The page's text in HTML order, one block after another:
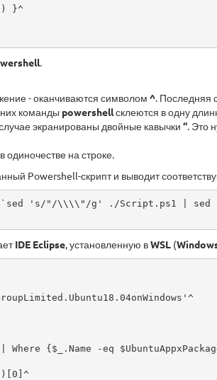
.
- оканчиваются символом ^. Последняя
команды powershellсклеются в одну
экранированы двойные кавычки “. Это
одиночестве на строке.
Powershell-скрипт и выводит
's/"/\\\\"/g' ./Script.ps1 |
IDE Eclipse, установленную вWSL (
| Where {$_.Name -eq